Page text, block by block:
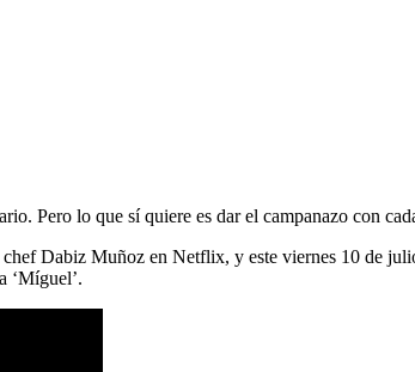
Pero lo que sí quiere es dar el campanazo con
Dabiz Muñoz en Netflix, y este viernes 10 de
‘Míguel’.